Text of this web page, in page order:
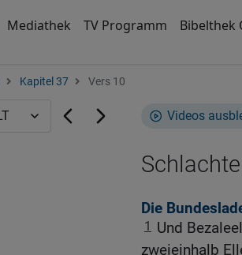
Mediathek TV Programm Bibelthek
Kapitel 37 Vers 10
Videos
Die
1
Und
zweieinhalb